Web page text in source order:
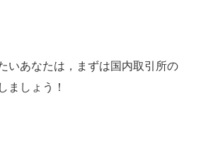
いあなたは，まずは国内取引所の
ましょう！